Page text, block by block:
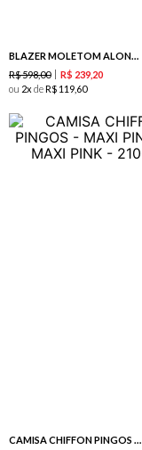
BLAZER MOLETOM ALONGADO - MAXI PINK
R$598,00 R$ 239 20
ou 2 deR$ 119 60
CAMISA CHIFFON PINGOS - MAXI PINK